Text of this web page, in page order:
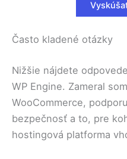
Často kladené otázky
Nižšie nájdete
WP Engine. Zameral
WooCommerce,
bezpečnosť a to, pre
hostingová platforma